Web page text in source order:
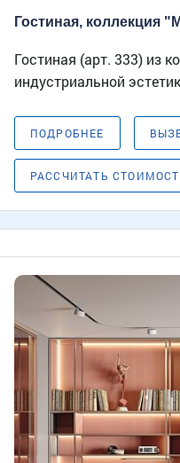
Гостиная, коллекция
Гостиная (арт. 333) из
индустриальной
ПОДРОБНЕЕ
РАССЧИТАТЬ